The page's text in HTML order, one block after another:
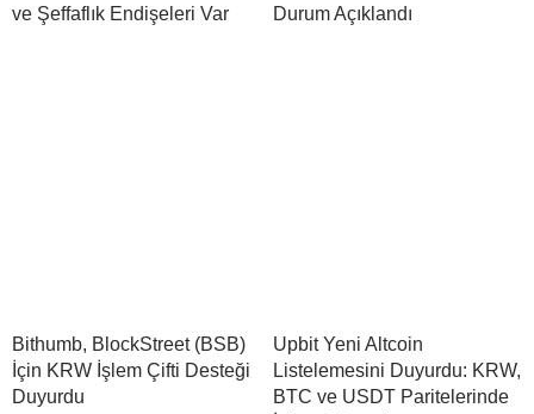
ve Şeffaflık Endişeleri Var
Durum Açıklandı
Bithumb, BlockStreet (BSB)
İçin KRW İşlem Çifti Desteği
Duyurdu
Upbit Yeni Altcoin
Listelemesini Duyurdu: KRW,
BTC ve USDT Paritelerinde